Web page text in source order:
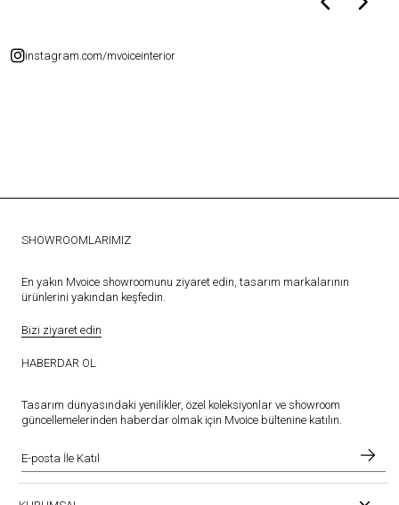
instagram.com/mvoiceinterior
SHOWROOMLARIMIZ
En yakın Mvoice showroomunu ziyaret edin, tasarım markalarının
ürünlerini yakından keşfedin.
Bizi ziyaret edin
HABERDAR OL
Tasarım dünyasındaki yenilikler, özel koleksiyonlar ve showroom
güncellemelerinden haberdar olmak için Mvoice bültenine katılın.